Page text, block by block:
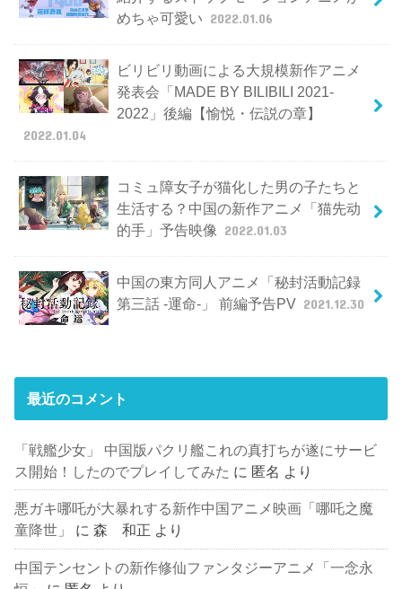
めちゃ可愛い 2022.01.06
ビリビリ動画による大規模新作アニメ
発表会「MADE BY BILIBILI 2021-
2022」後編【愉悦・伝説の章】
2022.01.04
コミュ障女子が猫化した男の子たちと
生活する？中国の新作アニメ「猫先动
的手」予告映像
2022.01.03
中国の東方同人アニメ「秘封活動記録
第三話 -運命-」 前編予告PV 2021.12.30
最近のコメント
「戦艦少女」 中国版パクリ艦これの真打ちが遂にサービ
ス開始！したのでプレイしてみた に 匿名 より
悪ガキ哪吒が大暴れする新作中国アニメ映画「哪吒之魔
童降世」
に森 和正 より
中国テンセントの新作修仙ファンタジーアニメ「一念永